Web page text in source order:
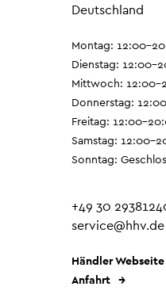
Deutschland
Montag:
Dienstag:
Mittwoch:
Donnerstag:
Freitag:
Samstag:
Sonntag:
+49 30
service@hhv.de
Händler Webseite
Anfahrt